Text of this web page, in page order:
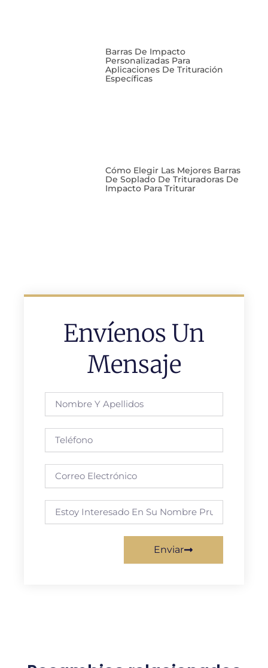
Barras De Impacto
Personalizadas Para
Aplicaciones De Trituración
Específicas
Cómo Elegir Las Mejores Barras
De Soplado De Trituradoras De
Impacto Para Triturar
Envíenos Un
Mensaje
electrónico
Enviar